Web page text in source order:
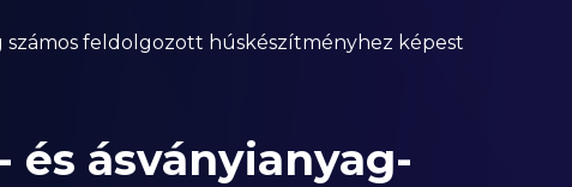
számos feldolgozott húskészítményhez képest
ásványianyag-